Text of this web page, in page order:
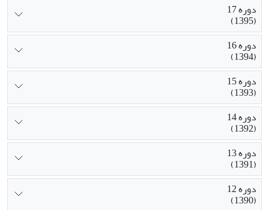
دوره 17
(1395)
دوره 16
(1394)
دوره 15
(1393)
دوره 14
(1392)
دوره 13
(1391)
دوره 12
(1390)